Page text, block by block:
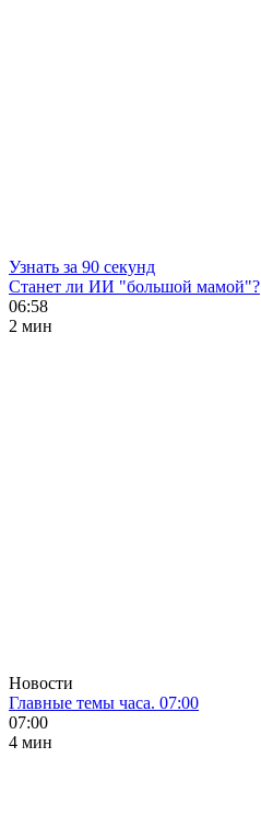
Узнать за 90 секунд
Станет ли ИИ "большой мамой"?
06:58
2 мин
Новости
Главные темы часа. 07:00
07:00
4 мин